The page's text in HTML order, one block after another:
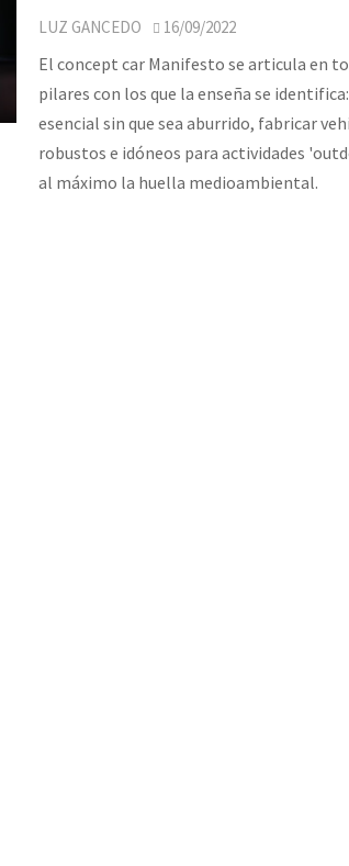
LUZ GANCEDO 16/09/2022
El concept car Manifesto se articula en
pilares con los que la enseña se
esencial sin que sea aburrido, fabricar
robustos e idóneos para actividades
al máximo la huella medioambiental.